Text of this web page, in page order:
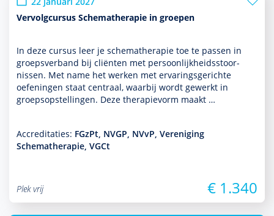
Vervolgcursus Schematherapie in groepen
In deze cursus leer je schemathera­pie toe te passen in
groeps­ver­band bij cliënten met per­soon­lijk­heids­stoor­
nissen. Met name het werken met ervaringsgerichte
oefen­ingen staat centraal, waarbij wordt gewerkt in
groepsopstellingen. Deze thera­pievorm maakt …
Accreditaties: FGzPt, NVGP, NVvP, Vereniging
Schematherapie, VGCt
Plek vrij € 1.340